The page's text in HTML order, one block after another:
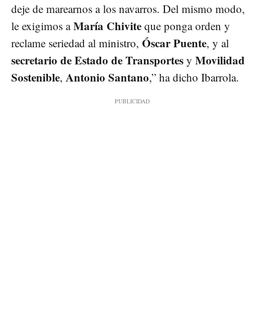
deje de marearnos a los navarros. Del mismo modo,
le exigimos aMaría Chivite que ponga orden y
reclame seriedad al ministro, Óscar Puente, y al
secretario de Estado de Transportes y Movilidad
Sostenible, Antonio Santano,” ha dicho Ibarrola.